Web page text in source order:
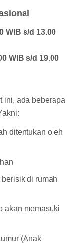
WIB s/d 13.00
WIB s/d 19.00
ini, ada beberapa
ditentukan oleh
di rumah
akan memasuki
(Anak